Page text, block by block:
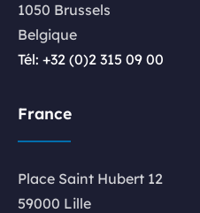
1050 Brussels
Belgique
Tél: +32 (0)2 315 09 00
France
Place Saint Hubert 12
59000 Lille